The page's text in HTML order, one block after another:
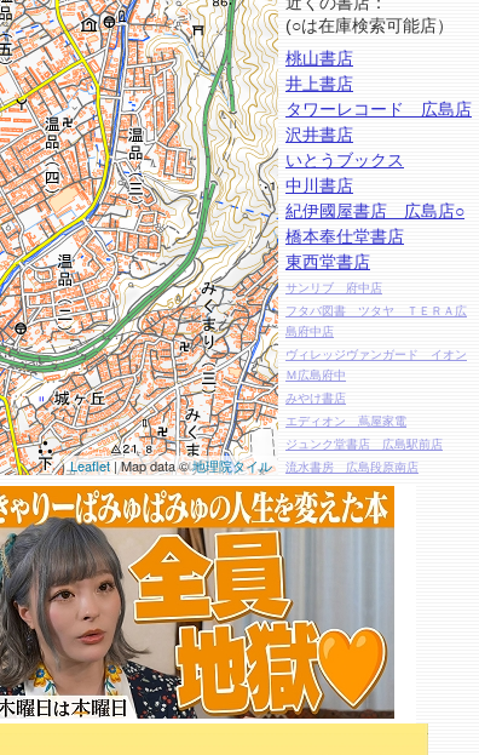
Leaflet| Map data ©地理院タイル
(○は在庫検索可能店）
桃山書店
井上書店
タワーレコード 広島店
沢井書店
いとうブックス
中川書店
紀伊國屋書店 広島店○
橋本奉仕堂書店
東西堂書店
サンリブ 府中店
フタバ図書 ツタヤ ＴＥＲＡ広
島府中店
ヴィレッジヴァンガード イオン
Ｍ広島府中
みやけ書店
エディオン 蔦屋家電
ジュンク堂書店 広島駅前店
流水書房 広島段原南店
緑風会売店
広島大学生協 ビオラショップ
廣文館 フジグラン広島店
ＪＵＭＰ ＳＨＯＰ 広島店
ｓｏｆａ ＨＩＲＯＳＨＩＭＡ
たかとう書店
ＣＬＣ ＢＯＯＫＳ 広島店
ヴィレッジヴァンガード 広島サ